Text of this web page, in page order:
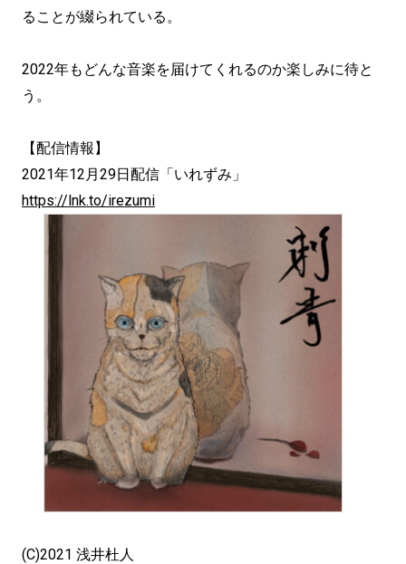
ることが綴られている。
2022年もどんな音楽を届けてくれるのか楽しみに待と
う。
【配信情報】
2021年12月29日配信「いれずみ」
https://lnk.to/irezumi
(C)2021 浅井杜人